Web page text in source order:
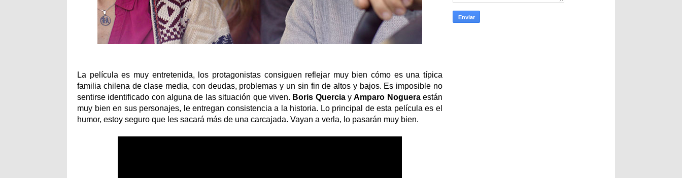
La película es muy entretenida, los protagonistas consiguen reflejar muy bien cómo es una típica
familia chilena de clase media, con deudas, problemas y un sin fin de altos y bajos. Es imposible no
sentirse identificado con alguna de las situación que viven. Boris QuerciayAmparo Nogueraestán
muy bien en sus personajes, le entregan consistencia a la historia. Lo principal de esta película es el
humor, estoy seguro que les sacará más de una carcajada. Vayan a verla, lo pasarán muy bien.